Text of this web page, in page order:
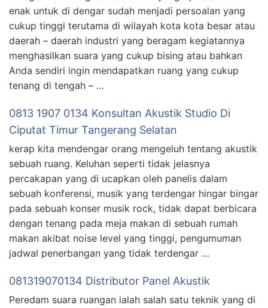
enak untuk di dengar sudah menjadi persoalan yang
cukup tinggi terutama di wilayah kota kota besar atau
daerah – daerah industri yang beragam kegiatannya
menghasilkan suara yang cukup bising atau bahkan
Anda sendiri ingin mendapatkan ruang yang cukup
tenang di tengah – …
0813 1907 0134 Konsultan Akustik Studio Di
Ciputat Timur Tangerang Selatan
kerap kita mendengar orang mengeluh tentang akustik
sebuah ruang. Keluhan seperti tidak jelasnya
percakapan yang di ucapkan oleh panelis dalam
sebuah konferensi, musik yang terdengar hingar bingar
pada sebuah konser musik rock, tidak dapat berbicara
dengan tenang pada meja makan di sebuah rumah
makan akibat noise level yang tinggi, pengumuman
jadwal penerbangan yang tidak terdengar …
081319070134 Distributor Panel Akustik
Peredam suara ruangan ialah salah satu teknik yang di